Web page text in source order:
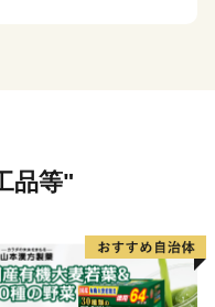
返礼品詳細ページに
受取りできなかった場
じめご了承ください
品等"